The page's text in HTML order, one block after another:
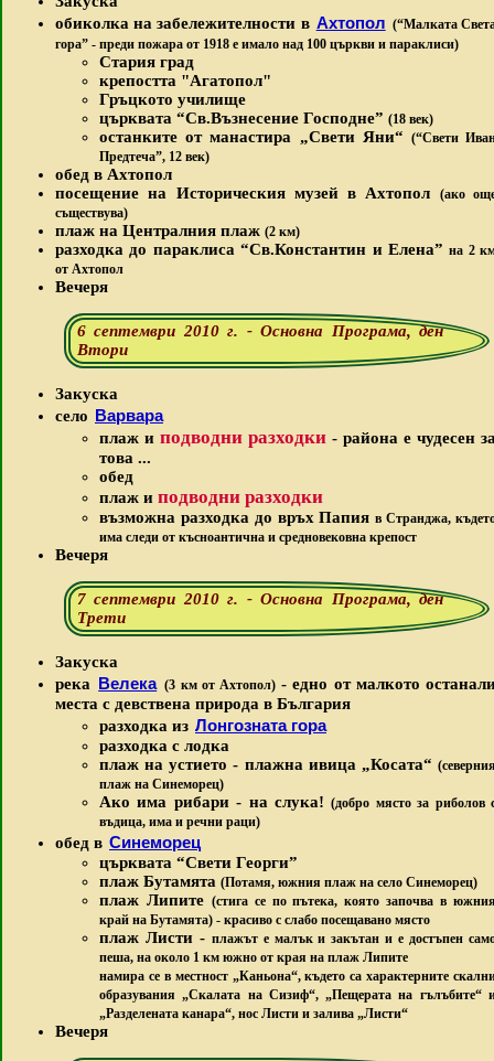
обиколка на забележителности в Ахтопол (“Малката
гора” - преди пожара от 1918 е имало над 100 църкви и параклиси)
Стария град
крепостта "Агатопол"
Гръцкото училище
църквата “Св.Възнесение Господне” (18 век)
останките от манастира „Свети Яни“ (“Свети
Предтеча”, 12 век)
обед в Ахтопол
посещение на Историческия музей в Ахтопол (ако
съществува)
плаж на Централния плаж (2 км)
разходка до параклиса “Св.Константин и Елена”на 2
от Ахтопол
Вечеря
6 септември 2010 г. - Основна Програма, ден
Втори
Закуска
село Варвара
плаж и подводни разходки - района е чудесен
това ...
обед
плаж и подводни разходки
възможна разходка до връх Папияв Странджа,
има следи от късноантична и средновековна крепост
Вечеря
7 септември 2010 г. - Основна Програма, ден
Трети
Закуска
река Велека (3 км от Ахтопол) - едно от малкото
места с девствена природа в България
разходка из Лонгозната гора
разходка с лодка
плаж на устието - плажна ивица „Косата“
плаж на Синеморец)
Ако има рибари - на слука!(добро място за риболов
въдица, има и речни раци)
обед в Синеморец
църквата “Свети Георги”
плаж Бутамята (Потамя, южния плаж на село Синеморец)
плаж Липите (стига се по пътека, която започва в
край на Бутамята) - красиво с слабо посещавано място
плаж Листи - плажът е малък и закътан и е достъпен
пеша, на около 1 км южно от края на плаж Липите
намира се в местност „Каньона“, където са характерните
образувания „Скалата на Сизиф“, „Пещерата на гълъбите“
„Разделената канара“, нос Листи и залива „Листи“
Вечеря